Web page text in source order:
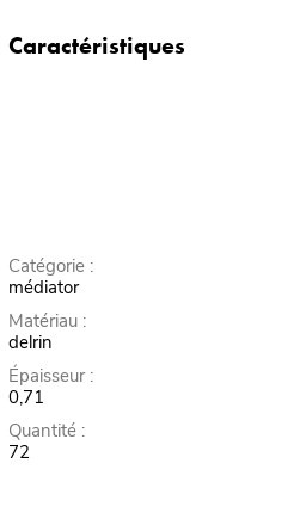
Caractéristiques
Catégorie :
médiator
Matériau :
delrin
Épaisseur :
0,71
Quantité :
72